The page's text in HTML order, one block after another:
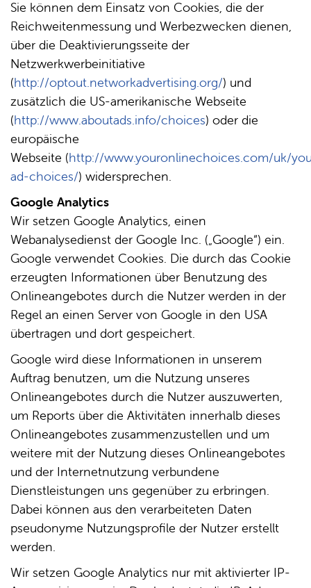
Sie können dem Einsatz von Cookies, die der
Reichweitenmessung und Werbezwecken dienen,
über die Deaktivierungsseite der
Netzwerkwerbeinitiative
(http://optout.networkadvertising.org/) und
zusätzlich die US-amerikanische Webseite
(http://www.aboutads.info/choices) oder die
europäische
Webseite (http://www.youronlinechoices.com/uk/
ad-choices/) widersprechen.
Google Analytics
Wir setzen Google Analytics, einen
Webanalysedienst der Google Inc. („Google“) ein.
Google verwendet Cookies. Die durch das Cookie
erzeugten Informationen über Benutzung des
Onlineangebotes durch die Nutzer werden in der
Regel an einen Server von Google in den USA
übertragen und dort gespeichert.
Google wird diese Informationen in unserem
Auftrag benutzen, um die Nutzung unseres
Onlineangebotes durch die Nutzer auszuwerten,
um Reports über die Aktivitäten innerhalb dieses
Onlineangebotes zusammenzustellen und um
weitere mit der Nutzung dieses Onlineangebotes
und der Internetnutzung verbundene
Dienstleistungen uns gegenüber zu erbringen.
Dabei können aus den verarbeiteten Daten
pseudonyme Nutzungsprofile der Nutzer erstellt
werden.
Wir setzen Google Analytics nur mit aktivierter IP-